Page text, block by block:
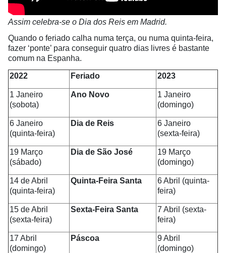
Assim celebra-se o Dia dos Reis em Madrid.
Quando o feriado calha numa terça, ou numa quinta-feira,
fazer ‘ponte’ para conseguir quatro dias livres é bastante
comum na Espanha.
2022 Feriado 2023
1 Janeiro
(sobota)
Ano Novo
1 Janeiro
(domingo)
6 Janeiro
(quinta-feira)
Dia de Reis
6 Janeiro
(sexta-feira)
19 Março
(sábado)
Dia de São José
19 Março
(domingo)
14 de Abril
(quinta-feira)
Quinta-Feira Santa
6 Abril (quinta-
feira)
15 de Abril
(sexta-feira)
Sexta-Feira Santa
7 Abril (sexta-
feira)
17 Abril
(domingo)
Páscoa
9 Abril
(domingo)